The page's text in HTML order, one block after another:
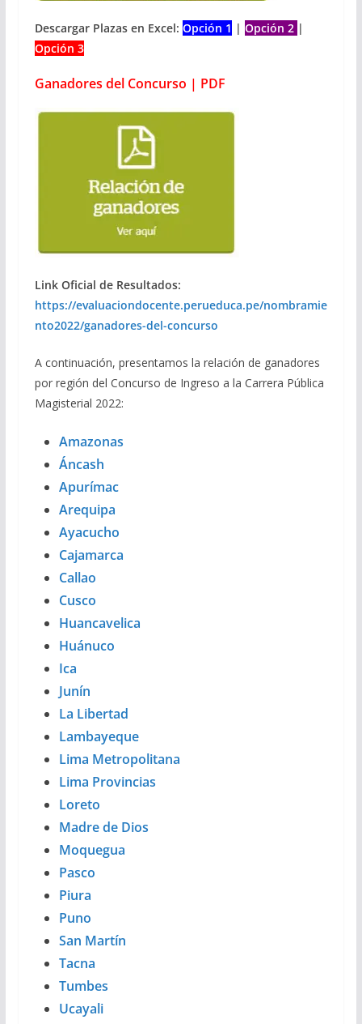
Descargar Plazas en Excel: Opción 1 | Opción 2 |
Opción 3
Ganadores del Concurso | PDF
Link Oficial de Resultados:
https://evaluaciondocente.perueduca.pe/nombramie
nto2022/ganadores-del-concurso
A continuación, presentamos la relación de ganadores
por región del Concurso de Ingreso a la Carrera Pública
Magisterial 2022:
Amazonas
Áncash
Apurímac
Arequipa
Ayacucho
Cajamarca
Callao
Cusco
Huancavelica
Huánuco
Ica
Junín
La Libertad
Lambayeque
Lima Metropolitana
Lima Provincias
Loreto
Madre de Dios
Moquegua
Pasco
Piura
Puno
San Martín
Tacna
Tumbes
Ucayali